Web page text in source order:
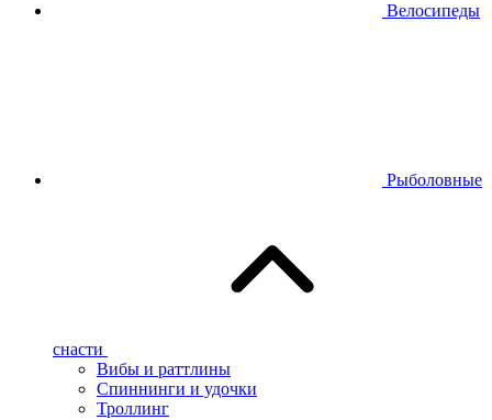
Велосипеды
Рыболовные
снасти
Вибы и раттлины
Спиннинги и удочки
Троллинг